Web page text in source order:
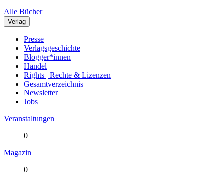
Alle Bücher
Verlag
Presse
Verlagsgeschichte
Blogger*innen
Handel
Rights | Rechte & Lizenzen
Gesamtverzeichnis
Newsletter
Jobs
Veranstaltungen
0
Magazin
0